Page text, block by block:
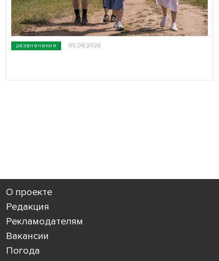
развлечения 05.08.2026
О проекте
Редакция
Рекламодателям
Вакансии
Погода